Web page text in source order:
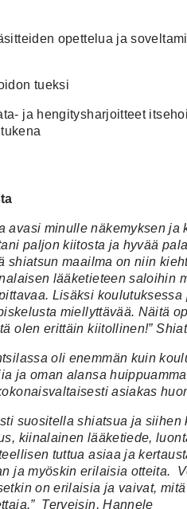
opettelua ja
tueksi
ja hengitysharjoitteet
avasi minulle näkemyksen
paljon kiitosta ja hyvää
shiatsun maailma on niin
lääketieteen saloihin
Lisäksi
miellyttävää. Näitä
olen erittäin kiitollinen!”
oli enemmän kuin
ja oman alansa
asiakas
suositella shiatsua ja
kiinalainen lääketiede,
tuttua asiaa ja
ja myöskin erilaisia otteita.
on erilaisia ja vaivat,
Terveisin, Hannele